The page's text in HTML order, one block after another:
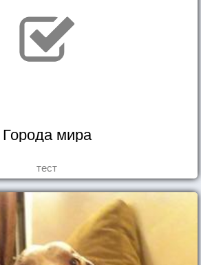
Города мира
тест